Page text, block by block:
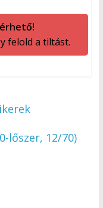
felold a tiltást.
lőszer, 12/70)